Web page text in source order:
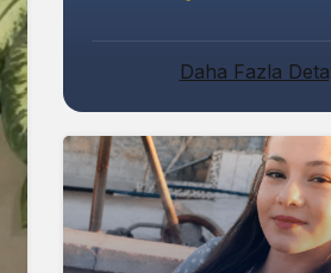
Daha Fazla